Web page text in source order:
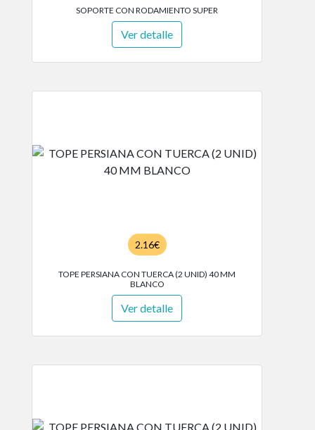
SOPORTE CON RODAMIENTO SUPER
Ver detalle
2.16€
TOPE PERSIANA CON TUERCA (2 UNID) 40 MM
BLANCO
Ver detalle